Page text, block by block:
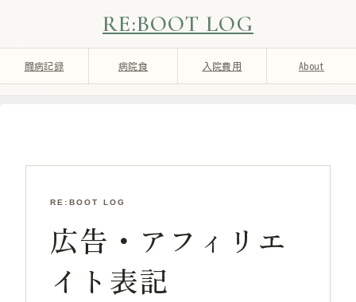
RE:BOOT LOG
闘病記録 病院食 入院費用 About
RE:BOOT LOG
広告・アフィリエ
イト表記